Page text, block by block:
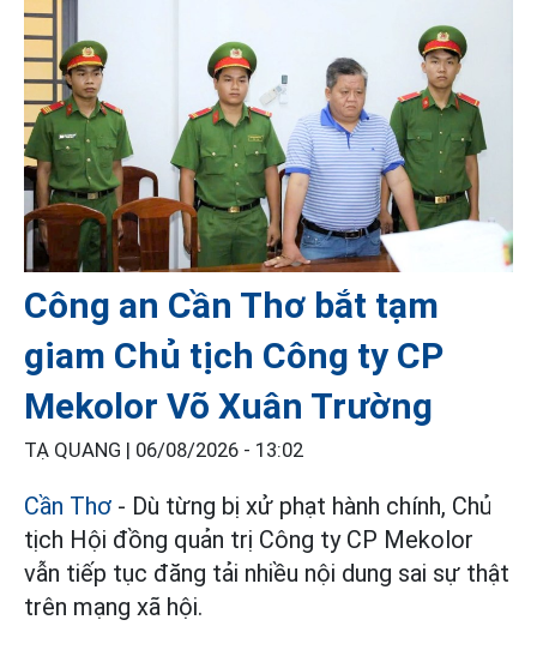
Công an Cần Thơ bắt tạm
giam Chủ tịch Công ty CP
Mekolor Võ Xuân Trường
TẠ QUANG | 06/08/2026 - 13:02
Cần Thơ - Dù từng bị xử phạt hành chính, Chủ
tịch Hội đồng quản trị Công ty CP Mekolor
vẫn tiếp tục đăng tải nhiều nội dung sai sự thật
trên mạng xã hội.